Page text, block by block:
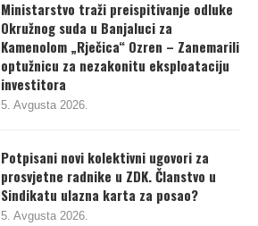
Ministarstvo traži preispitivanje odluke
Okružnog suda u Banjaluci za
Kamenolom „Rječica“ Ozren – Zanemarili
optužnicu za nezakonitu eksploataciju
investitora
Potpisani novi kolektivni ugovori za
prosvjetne radnike u ZDK. Članstvo u
Sindikatu ulazna karta za posao?